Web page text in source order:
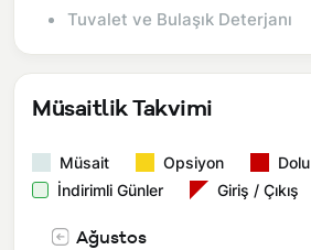
Tuvalet ve Bulaşık Deterjanı
Müsaitlik Takvimi
Müsait Opsiyon
Dolu
İndirimli Günler
Giriş / Çıkış
Ağustos